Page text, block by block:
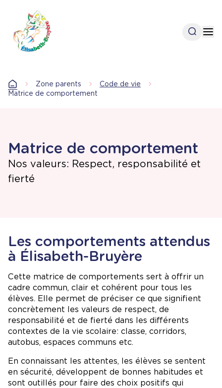
contenu
principal
Open
AccueilZone parents
Code de vie
Matrice de comportement
Matrice de comportement
Nos valeurs: Respect, responsabilité et
fierté
Les comportements attendus
à Élisabeth-Bruyère
Cette matrice de comportements sert à offrir un
cadre commun, clair et cohérent pour tous les
élèves. Elle permet de préciser ce que signifient
concrètement les valeurs de respect, de
responsabilité et de fierté dans les différents
contextes de la vie scolaire: classe, corridors,
autobus, espaces communs etc.
En connaissant les attentes, les élèves se sentent
en sécurité, développent de bonnes habitudes et
sont outillés pour faire des choix positifs qui